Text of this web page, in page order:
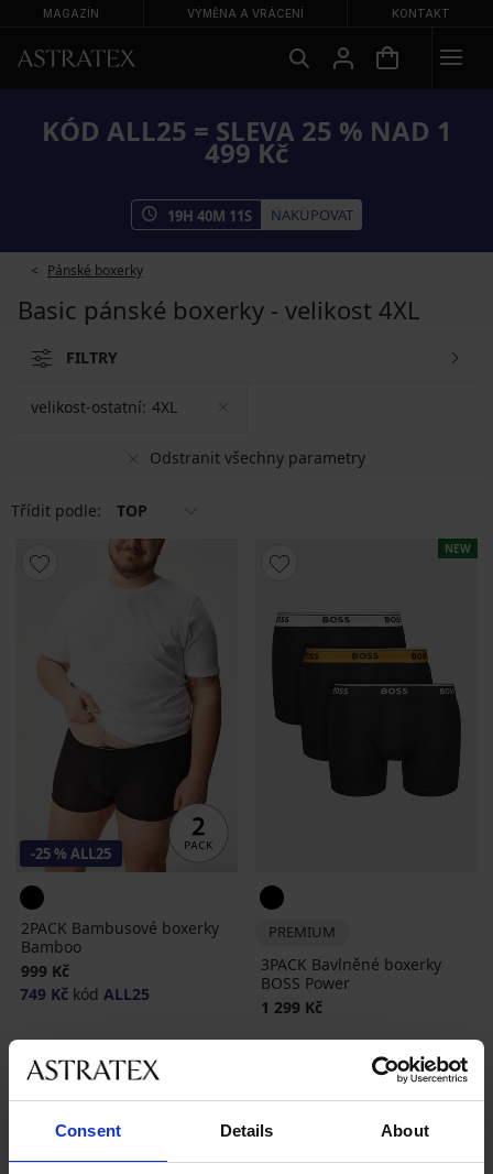
Consent Details About
MAGAZÍN VÝMĚNA A VRÁCENÍ KONTAKT
KÓD ALL25 = SLEVA 25 % NAD 1
499 Kč
19H 40M 10S NAKUPOVAT
Pánské boxerky
Basic pánské boxerky - velikost 4XL
FILTRY
Odstranit všechny parametry
velikost-ostatní: 4XL
Třídit podle: TOP
-25 % ALL25
2PACK Bambusové boxerky
Bamboo
999 Kč
749 Kč kód ALL25
NEW
PREMIUM
3PACK Bavlněné boxerky
BOSS Power
1 299 Kč